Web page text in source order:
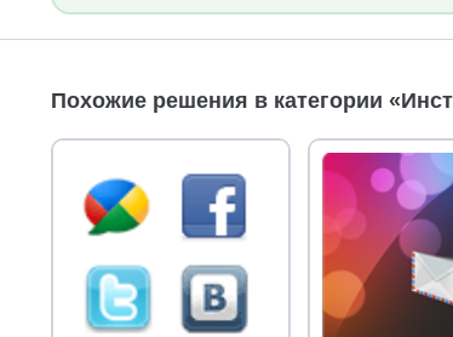
Похожие решения в категории